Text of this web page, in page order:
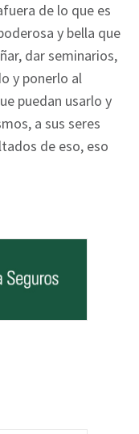
de lo que es
y bella que
dar seminarios,
y ponerlo al
puedan usarlo y
a sus seres
de eso, eso